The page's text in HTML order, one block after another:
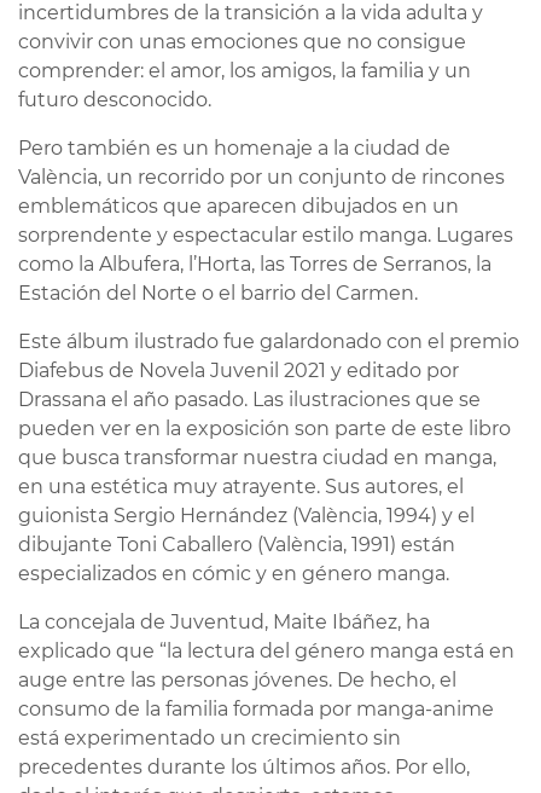
incertidumbres de la transición a la vida adulta y
convivir con unas emociones que no consigue
comprender: el amor, los amigos, la familia y un
futuro desconocido.
Pero también es un homenaje a la ciudad de
València, un recorrido por un conjunto de rincones
emblemáticos que aparecen dibujados en un
sorprendente y espectacular estilo manga. Lugares
como la Albufera, l’Horta, las Torres de Serranos, la
Estación del Norte o el barrio del Carmen.
Este álbum ilustrado fue galardonado con el premio
Diafebus de Novela Juvenil 2021 y editado por
Drassana el año pasado. Las ilustraciones que se
pueden ver en la exposición son parte de este libro
que busca transformar nuestra ciudad en manga,
en una estética muy atrayente. Sus autores, el
guionista Sergio Hernández (València, 1994) y el
dibujante Toni Caballero (València, 1991) están
especializados en cómic y en género manga.
La concejala de Juventud, Maite Ibáñez, ha
explicado que “la lectura del género manga está en
auge entre las personas jóvenes. De hecho, el
consumo de la familia formada por manga-anime
está experimentado un crecimiento sin
precedentes durante los últimos años. Por ello,